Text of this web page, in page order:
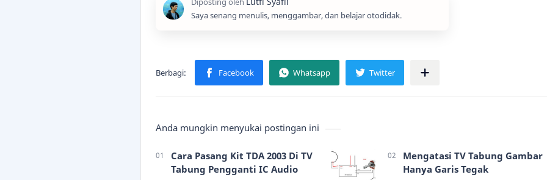
Saya senang menulis, menggambar, dan belajar otodidak.
Anda mungkin menyukai postingan ini
Cara Pasang Kit TDA 2003 Di TV
Tabung Pengganti IC Audio
Mengatasi TV Tabung Gambar
Hanya Garis Tegak